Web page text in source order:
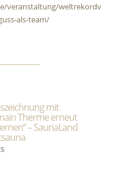
veranstaltung/weltrekordv
als-team/
mit
Therme erneut
– SaunaLand